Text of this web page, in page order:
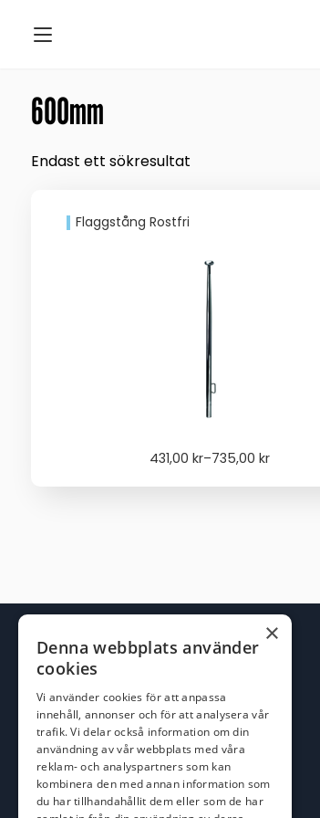
600mm
Endast ett sökresultat
Flaggstång Rostfri
431,00 kr–735,00 kr
Price
×
Denna webbplats använder
cookies
Vi använder cookies för att anpassa
innehåll, annonser och för att analysera vår
trafik. Vi delar också information om din
användning av vår webbplats med våra
reklam- och analyspartners som kan
kombinera den med annan information som
du har tillhandahållit dem eller som de har